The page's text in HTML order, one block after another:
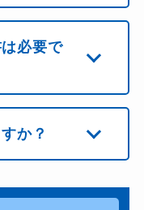
必要で
か？